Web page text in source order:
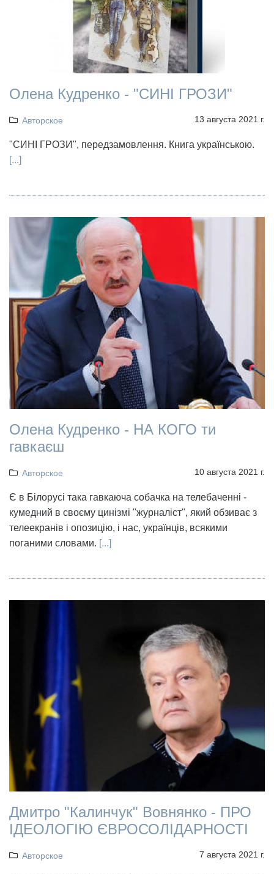
Олена Кудренко - "СИНІ ГРОЗИ"
Авторское 13 августа 2021 г.
"СИНІ ГРОЗИ", передзамовлення. Книга українською.
[...]
Олена Кудренко - НА КОГО ти
гавкаєш
Авторское 10 августа 2021 г.
Є в Білорусі така гавкаюча собачка на телебаченні -
кумедний в своєму цинізмі "журналіст", який обзиває з
телеекранів і опозицію, і нас, українців, всякими
поганими словами. [...]
Дмитро "Калинчук" Вовнянко - ПРО
ІДЕОЛОГІЮ ЄВРОСОЛІДАРНОСТІ
Авторское 7 августа 2021 г.